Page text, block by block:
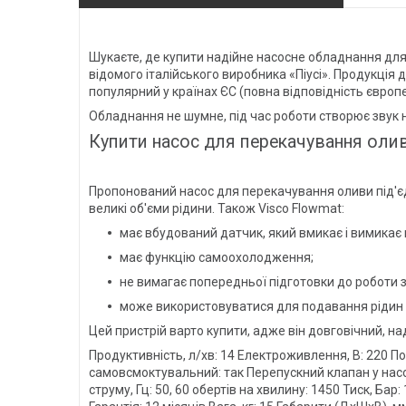
Шукаєте, де купити надійне насосне обладнання
відомого італійського виробника «Піусі».
популярний у країнах ЄС (повна відповідність
Обладнання не шумне, під час роботи створює звук
Купити насос для перекачування
Пропонований насос для перекачування оливи
великі об'єми рідини. Також Visco Flowmat:
має вбудований датчик, який вмикає і
має функцію самоохолодження;
не вимагає попередньої підготовки до роботи
може використовуватися для подавання рідин
Цей пристрій варто купити, адже він довговічний,
Продуктивність, л/хв: 14 Електроживлення, В: 220
самовсмоктувальний: так Перепускний клапан у
струму, Гц: 50, 60 обертів на хвилину: 1450 Тиск,